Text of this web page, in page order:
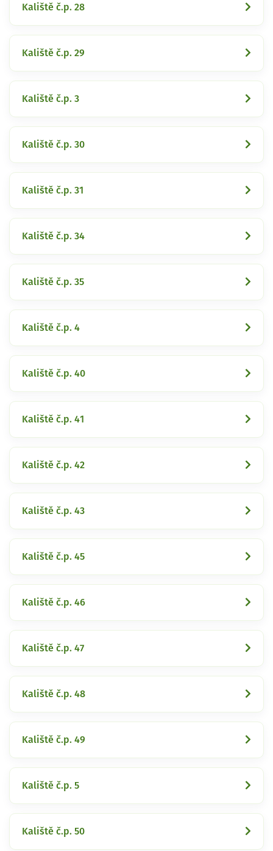
Kaliště č.p. 28
Kaliště č.p. 29
Kaliště č.p. 3
Kaliště č.p. 30
Kaliště č.p. 31
Kaliště č.p. 34
Kaliště č.p. 35
Kaliště č.p. 4
Kaliště č.p. 40
Kaliště č.p. 41
Kaliště č.p. 42
Kaliště č.p. 43
Kaliště č.p. 45
Kaliště č.p. 46
Kaliště č.p. 47
Kaliště č.p. 48
Kaliště č.p. 49
Kaliště č.p. 5
Kaliště č.p. 50